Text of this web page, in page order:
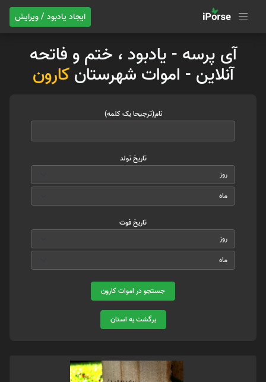
ایجاد یادبود / ویرایش
آی پرسه - یادبود ، ختم و فاتحه
آنلاین - اموات شهرستانکارون
نام(ترجیحا یک کلمه)
تاریخ تولد
تاریخ فوت
جستجو در اموات کارون
برگشت به استان